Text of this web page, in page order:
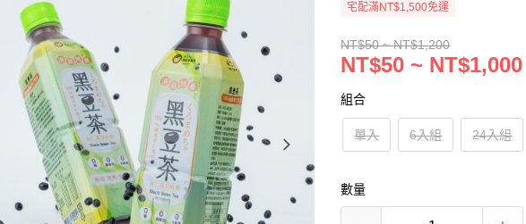
宅配滿NT$1,500免運
NT$50 ~ NT$1,200
NT$50 ~ NT$1,000
組合
單入 6入組 24入組
數量